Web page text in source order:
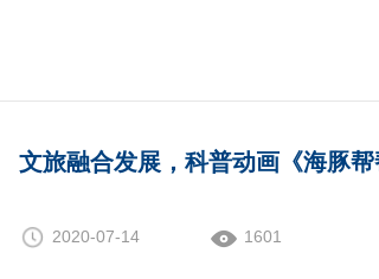
文旅融合发展，科普动画《海豚
2020-07-14 1601